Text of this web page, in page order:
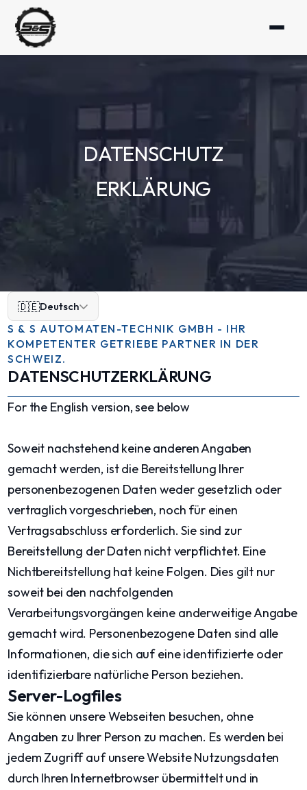
DATENSCHUTZ
ERKLÄRUNG
🇩🇪Deutsch
S & S AUTOMATEN-TECHNIK GMBH - IHR
KOMPETENTER GETRIEBE PARTNER IN DER
SCHWEIZ.
DATENSCHUTZERKLÄRUNG
For the English version, see below
Soweit nachstehend keine anderen Angaben
gemacht werden, ist die Bereitstellung Ihrer
personenbezogenen Daten weder gesetzlich oder
vertraglich vorgeschrieben, noch für einen
Vertragsabschluss erforderlich. Sie sind zur
Bereitstellung der Daten nicht verpflichtet. Eine
Nichtbereitstellung hat keine Folgen. Dies gilt nur
soweit bei den nachfolgenden
Verarbeitungsvorgängen keine anderweitige Angabe
gemacht wird. Personenbezogene Daten sind alle
Informationen, die sich auf eine identifizierte oder
identifizierbare natürliche Person beziehen.
Server-Logfiles
Sie können unsere Webseiten besuchen, ohne
Angaben zu Ihrer Person zu machen. Es werden bei
jedem Zugriff auf unsere Website Nutzungsdaten
durch Ihren Internetbrowser übermittelt und in